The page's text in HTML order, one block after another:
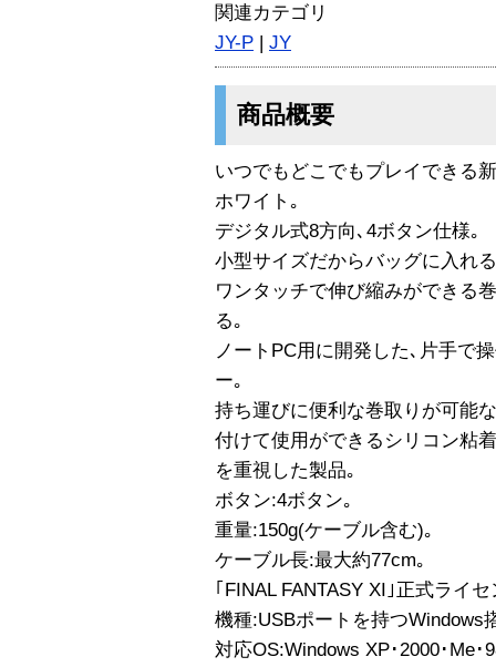
関連カテゴリ
JY-P | JY
商品概要
いつでもどこでもプレイできる
ホワイト｡
デジタル式8方向､4ボタン仕様｡
小型サイズだからバッグに入れ
ワンタッチで伸び縮みができる
る｡
ノートPC用に開発した､片手で
ー｡
持ち運びに便利な巻取りが可能
付けて使用ができるシリコン粘
を重視した製品｡
ボタン:4ボタン｡
重量:150g(ケーブル含む)｡
ケーブル長:最大約77cm｡
｢FINAL FANTASY XI｣正式ライ
機種:USBポートを持つWindows
対応OS:Windows XP･2000･Me･